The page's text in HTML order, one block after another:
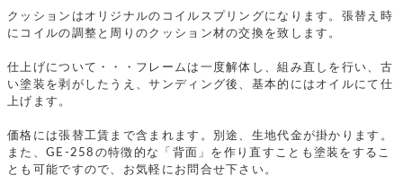
クッションはオリジナルのコイルスプリングになります。張替え時
にコイルの調整と周りのクッション材の交換を致します。
仕上げについて・・・フレームは一度解体し、組み直しを行い、古
い塗装を剥がしたうえ、サンディング後、基本的にはオイルにて仕
上げます。
価格には張替工賃まで含まれます。別途、生地代金が掛かります。
また、GE-258の特徴的な「背面」を作り直すことも塗装をするこ
とも可能ですので、お気軽にお問合せ下さい。